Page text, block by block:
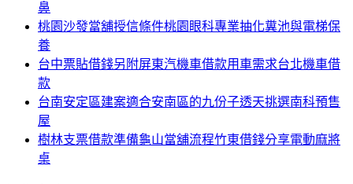
鼻
桃園沙發當舖授信條件桃園眼科專業抽化糞池與電梯保
養
台中票貼借錢另附屏東汽機車借款用車需求台北機車借
款
台南安定區建案適合安南區的九份子透天挑選南科預售
屋
樹林支票借款準備龜山當舖流程竹東借錢分享電動麻將
桌